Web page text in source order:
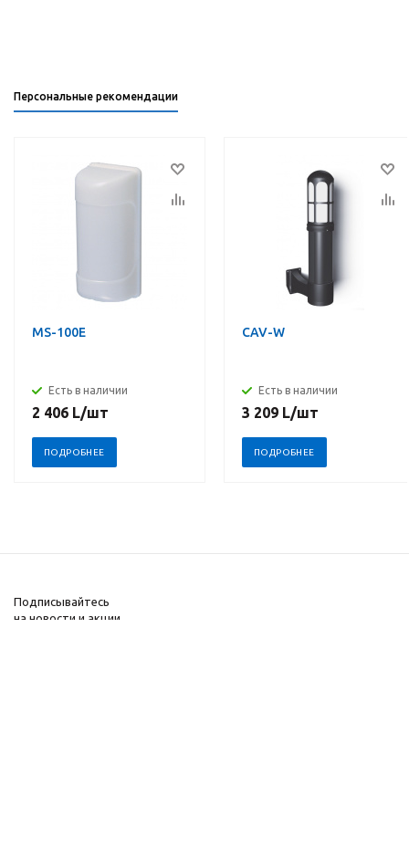
Персональные рекомендации
MS-100E
Есть в наличии
2 406 L/шт
ПОДРОБНЕЕ
CAV-W
Есть в наличии
3 209 L/шт
ПОДРОБНЕЕ
Подписывайтесь
на новости и акции